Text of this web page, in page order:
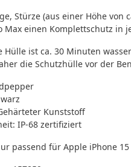
Stürze (aus einer Höhe
Max einen Komplettschutz in
Hülle ist ca. 30 Minuten
die Schutzhülle vor der
Kunststoff
IP-68 zertifiziert
passend für Apple iPhone 15